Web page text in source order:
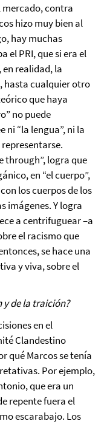
mercado, contra
hizo muy bien al
hay muchas
el PRI, que si era el
realidad, la
hasta cualquier otro
que haya
no puede
ni “la lengua”, ni la
through”, logra que
en “el cuerpo”,
los cuerpos de los
imágenes. Y logra
a centrifuguear –a
el racismo que
se hace una
y viva, sobre el
y de la traición?
en el
Clandestino
qué Marcos se tenía
Por ejemplo,
que era un
repente fuera el
escarabajo. Los